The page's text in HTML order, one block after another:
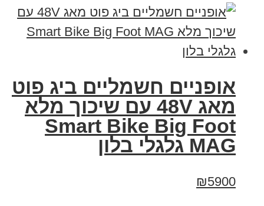
אופניים חשמליים ביג פוט
מאג 48V עם שיכוך מלא
Smart Bike Big Foot
MAG גלגלי בלון
₪5900